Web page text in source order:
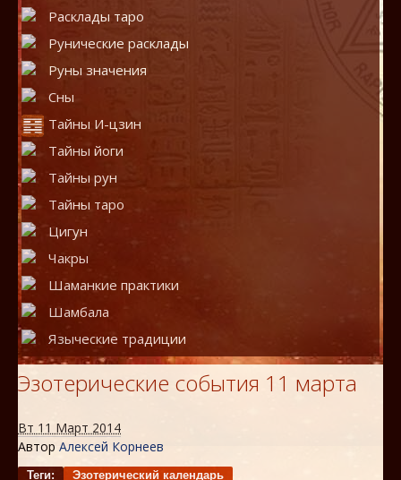
Расклады таро
Рунические расклады
Руны значения
Сны
Тайны И-цзин
Тайны йоги
Тайны рун
Тайны таро
Цигун
Чакры
Шаманкие практики
Шамбала
Языческие традиции
Эзотерические события 11 марта
Вт 11 Март 2014
Автор Алексей Корнеев
Теги: Эзотерический календарь